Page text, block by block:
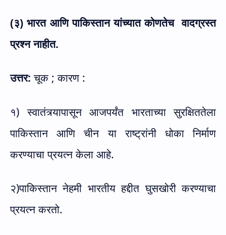
(३) भारत आणि पाकिस्तान यांच्यात कोणतेच वादग्रस्त
प्रश्न नाहीत.
उत्तर:चूक ; कारण :
१) स्वातंत्र्यापासून आजपर्यंत भारताच्या सुरक्षिततेला
पाकिस्तान आणि चीन या राष्ट्रांनी धोका निर्माण
करण्याचा प्रयत्न केला आहे.
२)पाकिस्तान नेहमी भारतीय हद्दीत घुसखोरी करण्याचा
प्रयत्न करतो.